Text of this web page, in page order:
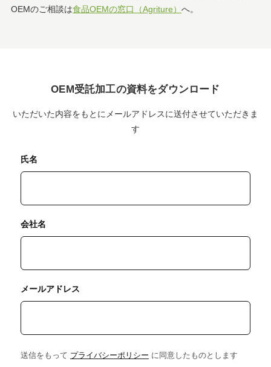
OEMのご相談は食品OEMの窓口（Agriture） へ。
OEM受託加工の資料をダウンロード
いただいた内容をもとにメールアドレスに送付させていただきま
す
氏名
会社名
メールアドレス
送信をもって プライバシーポリシー に同意したものとします